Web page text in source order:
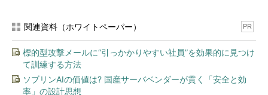
［All］にしてください。
次は、ダウンロードするサーバへの接続方法の選択です。接続
方式を選択して、［Next -->］ボタンをクリックします。
関連資料（ホワイトペーパー） PR
標的型攻撃メールに“引っかかりやすい社員”を効果的に見つけ
て訓練する方法
ソブリンAIの価値は? 国産サーバベンダーが貫く「安全と効
率」の設計思想